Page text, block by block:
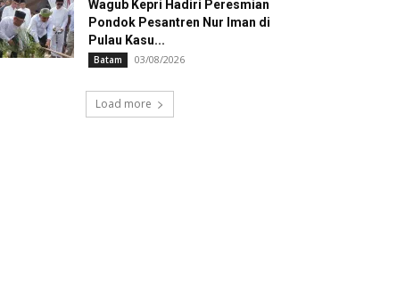
Wagub Kepri Hadiri Peresmian
Pondok Pesantren Nur Iman di
Pulau Kasu...
Batam 03/08/2026
Load more